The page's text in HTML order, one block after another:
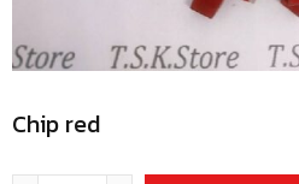
Chip red